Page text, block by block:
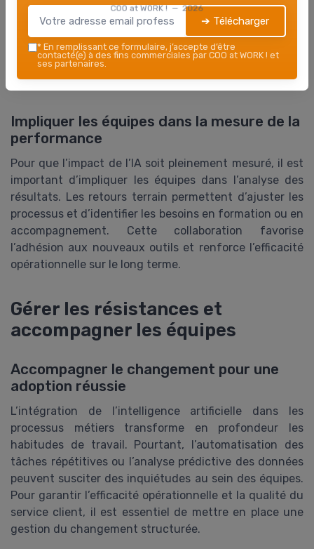
convient de revoir les systèmes ou d’intégrer de
nouvelles solutions d’intelligence artificielle, comme le
traitement du langage naturel. Cette démarche
d’amélioration continue garantit une meilleure gestion
des coûts et une expérience client optimisée.
Impliquer les équipes dans la mesure de la
performance
Pour que l’impact de l’IA soit pleinement mesuré, il est
important d’impliquer les équipes dans l’analyse des
résultats. Les retours terrain permettent d’ajuster les
processus et d’identifier les besoins en formation ou en
accompagnement. Cette collaboration favorise
l’adhésion aux nouveaux outils et renforce l’efficacité
opérationnelle sur le long terme.
Gérer les résistances et
accompagner les équipes
Accompagner le changement pour une
adoption réussie
L’intégration de l’intelligence artificielle dans les
processus métiers transforme en profondeur les
habitudes de travail. Pourtant, l’automatisation des
tâches répétitives ou l’analyse prédictive des données
peuvent susciter des inquiétudes au sein des équipes.
Pour garantir l’efficacité opérationnelle et la qualité du
service client, il est essentiel de mettre en place une
gestion du changement structurée.
COO at WORK ! — 2026
➔ Télécharger
* En remplissant ce formulaire, j’accepte d’être
contacté(e) à des fins commerciales par COO at WORK ! et
ses partenaires.